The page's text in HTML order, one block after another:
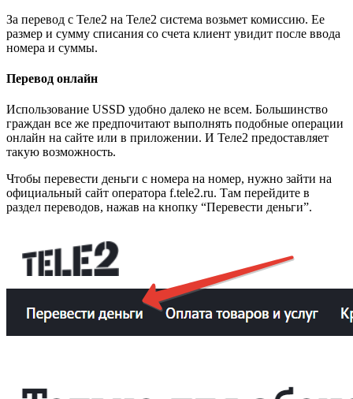
За перевод с Теле2 на Теле2 система возьмет комиссию. Ее
размер и сумму списания со счета клиент увидит после ввода
номера и суммы.
Перевод онлайн
Использование USSD удобно далеко не всем. Большинство
граждан все же предпочитают выполнять подобные операции
онлайн на сайте или в приложении. И Теле2 предоставляет
такую возможность.
Чтобы перевести деньги с номера на номер, нужно зайти на
официальный сайт оператора f.tele2.ru. Там перейдите в
раздел переводов, нажав на кнопку “Перевести деньги”.